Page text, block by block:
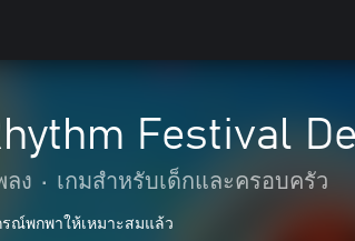
Festival
ลง • เกมสำหรับเด็กและครอบครัว
ณ์พกพาให้เหมาะสมแล้ว